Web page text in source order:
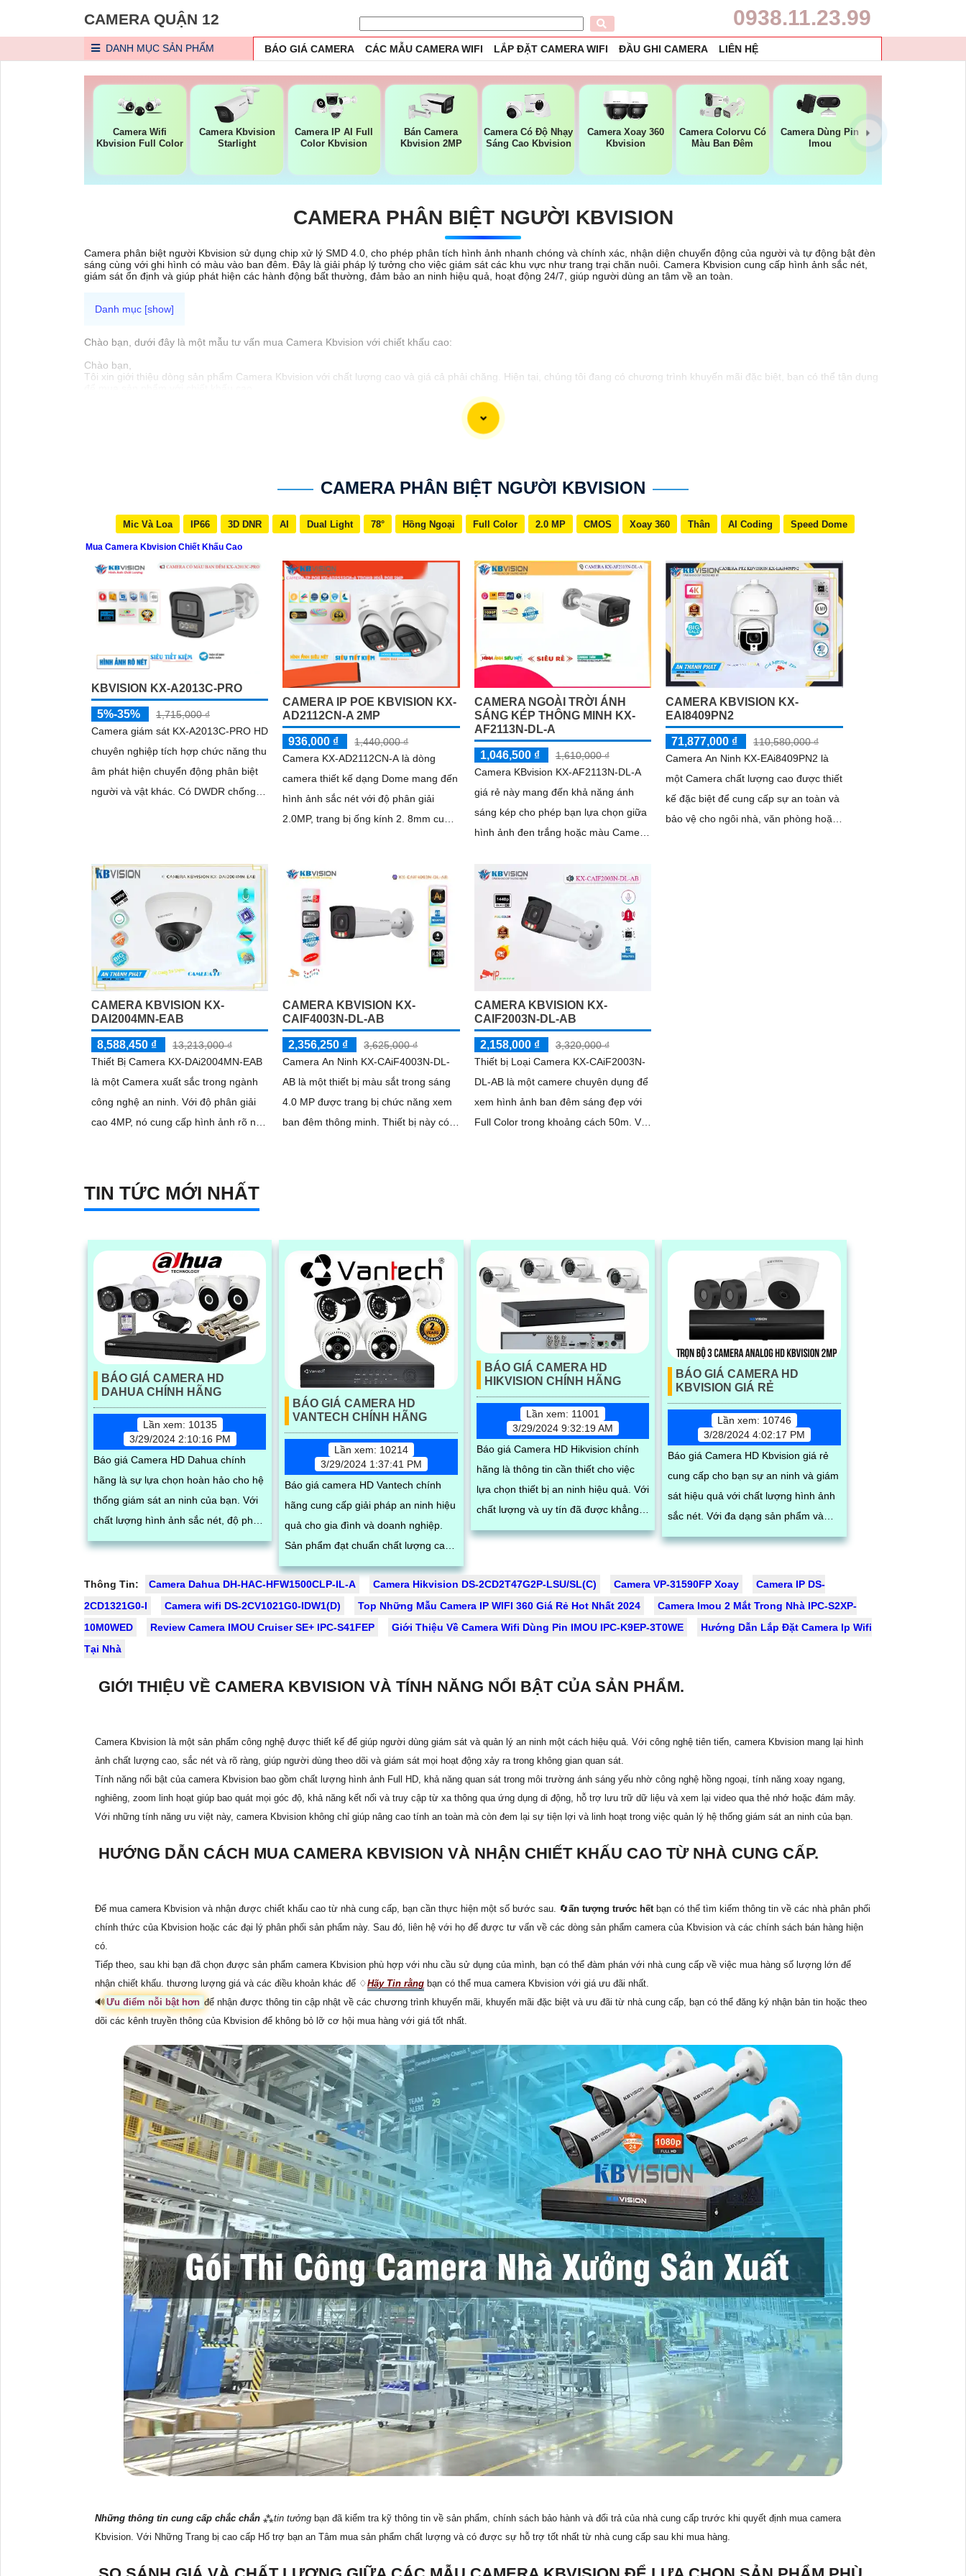
CAMERA QUẬN 12 0938.11.23.99
DANH MỤC SẢN PHẨM BÁO GIÁ CAMERA CÁC MẪU CAMERA WIFI LẮP ĐẶT CAMERA WIFI ĐẦU GHI CAMERA LIÊN HỆ
Camera Wifi
Kbvision Full Color
Camera Kbvision
Starlight
Camera IP AI Full
Color Kbvision
Bán Camera
Kbvision 2MP
Camera Có Độ Nhạy
Sáng Cao Kbvision
Camera Xoay 360
Kbvision
Camera Colorvu Có
Màu Ban Đêm
Camera Dùng Pin
Imou
CAMERA PHÂN BIỆT NGƯỜI KBVISION
Camera phân biệt người Kbvision sử dụng chip xử lý SMD 4.0, cho phép phân tích hình ảnh nhanh chóng và chính xác, nhận diện chuyển động của người và tự động bật đèn
sáng cùng với ghi hình có màu vào ban đêm. Đây là giải pháp lý tưởng cho việc giám sát các khu vực như trang trại chăn nuôi. Camera Kbvision cung cấp hình ảnh sắc nét,
giám sát ổn định và giúp phát hiện các hành động bất thường, đảm bảo an ninh hiệu quả, hoạt động 24/7, giúp người dùng an tâm về an toàn.
Chào bạn, dưới đây là một mẫu tư vấn mua Camera Kbvision với chiết khấu cao:
Chào bạn,
Tôi xin giới thiệu dòng sản phẩm Camera Kbvision với chất lượng cao và giá cả phải chăng. Hiện tại, chúng tôi đang có chương trình khuyến mãi đặc biệt, bạn có thể tận dụng
sẽ cung cấp cho bạn hệ thống giám sát an ninh hiệu quả. dòng sản phẩm này cũng dễ dàng
Nếu bạn quan tâm đến việc mua Camera Kbvision với chiết khấu cao, hãy liên hệ với chúng tôi để biết thêm thông tin chi tiết và được tư vấn tốt nhất.
CAMERA PHÂN BIỆT NGƯỜI KBVISION
Mic Và Loa IP66 3D DNR AI Dual Light 78° Hồng Ngoại Full Color 2.0 MP CMOS Xoay 360 Thân AI Coding Speed Dome
Mua Camera Kbvision Chiết Khấu Cao
KBVISION KX-A2013C-PRO
5%-35%
1,715,000 ₫
Camera giám sát KX-A2013C-PRO HD
chuyên nghiệp tích hợp chức năng thu
âm phát hiện chuyển động phân biệt
người và vật khác. Có DWDR chống
CAMERA IP POE KBVISION KX-
AD2112CN-A 2MP
936,000 ₫
1,440,000 ₫
Camera KX-AD2112CN-A là dòng
camera thiết kế dạng Dome mang đến
hình ảnh sắc nét với độ phân giải
2.0MP, trang bị ống kính 2. 8mm cung
CAMERA NGOÀI TRỜI ÁNH
SÁNG KÉP THÔNG MINH KX-
AF2113N-DL-A
1,046,500 ₫
1,610,000 ₫
Camera KBvision KX-AF2113N-DL-A
giá rẻ này mang đến khả năng ánh
sáng kép cho phép bạn lựa chọn giữa
hình ảnh đen trắng hoặc màu Camera
tính năng...
CAMERA KBVISION KX-
EAI8409PN2
71,877,000 ₫
110,580,000 ₫
Camera An Ninh KX-EAi8409PN2 là
một Camera chất lượng cao được thiết
kế đặc biệt để cung cấp sự an toàn và
bảo vệ cho ngôi nhà, văn phòng hoặc
CAMERA KBVISION KX-
DAI2004MN-EAB
8,588,450 ₫
13,213,000 ₫
Thiết Bị Camera KX-DAi2004MN-EAB
là một Camera xuất sắc trong ngành
công nghệ an ninh. Với độ phân giải
cao 4MP, nó cung cấp hình ảnh rõ nét
CAMERA KBVISION KX-
CAIF4003N-DL-AB
2,356,250 ₫
3,625,000 ₫
Camera An Ninh KX-CAiF4003N-DL-
AB là một thiết bị màu sắt trong sáng
4.0 MP được trang bị chức năng xem
ban đêm thông minh. Thiết bị này có
CAMERA KBVISION KX-
CAIF2003N-DL-AB
2,158,000 ₫
3,320,000 ₫
Thiết bị Loại Camera KX-CAiF2003N-
DL-AB là một camere chuyên dụng để
xem hình ảnh ban đêm sáng đẹp với
Full Color trong khoảng cách 50m. Với
TIN TỨC MỚI NHẤT
BÁO GIÁ CAMERA HD
DAHUA CHÍNH HÃNG
Lần xem: 10135
3/29/2024 2:10:16 PM
Báo giá Camera HD Dahua chính
hãng là sự lựa chọn hoàn hảo cho hệ
thống giám sát an ninh của bạn. Với
chất lượng hình ảnh sắc nét, độ phân
giải cao và tính năng thông minh, các
tin tưởng và an tâm cho người sử
dụng
BÁO GIÁ CAMERA HD
VANTECH CHÍNH HÃNG
Lần xem: 10214
3/29/2024 1:37:41 PM
Báo giá camera HD Vantech chính
hãng cung cấp giải pháp an ninh hiệu
quả cho gia đình và doanh nghiệp.
Sản phẩm đạt chuẩn chất lượng cao,
độ phân giải sắc nét, hình ảnh chất
lượng HD
BÁO GIÁ CAMERA HD
HIKVISION CHÍNH HÃNG
Lần xem: 11001
3/29/2024 9:32:19 AM
Báo giá Camera HD Hikvision chính
hãng là thông tin cần thiết cho việc
lựa chọn thiết bị an ninh hiệu quả. Với
chất lượng và uy tín đã được khẳng
định trên thị trường, Camera HD
BÁO GIÁ CAMERA HD
KBVISION GIÁ RẺ
Lần xem: 10746
3/28/2024 4:02:17 PM
Báo giá Camera HD Kbvision giá rẻ
cung cấp cho bạn sự an ninh và giám
sát hiệu quả với chất lượng hình ảnh
sắc nét. Với đa dạng sản phẩm và
tính năng thông minh, Camera HD...
Thông Tin: Camera Dahua DH-HAC-HFW1500CLP-IL-A Camera Hikvision DS-2CD2T47G2P-LSU/SL(C) Camera VP-31590FP Xoay
Camera IP DS-
2CD1321G0-I
Camera wifi DS-2CV1021G0-IDW1(D) Top Những Mẫu Camera IP WIFI 360 Giá Rẻ Hot Nhất 2024
Camera Imou 2 Mắt Trong Nhà IPC-S2XP-
10M0WED
Review Camera IMOU Cruiser SE+ IPC-S41FEP Giới Thiệu Về Camera Wifi Dùng Pin IMOU IPC-K9EP-3T0WE
Hướng Dẫn Lắp Đặt Camera Ip Wifi
Tại Nhà
GIỚI THIỆU VỀ CAMERA KBVISION VÀ TÍNH NĂNG NỔI BẬT CỦA SẢN PHẨM.
Camera Kbvision là một sản phẩm công nghệ được thiết kế để giúp người dùng giám sát và quản lý an ninh một cách hiệu quả. Với công nghệ tiên tiến, camera Kbvision mang lại hình
ảnh chất lượng cao, sắc nét và rõ ràng, giúp người dùng theo dõi và giám sát mọi hoạt động xảy ra trong không gian quan sát.
Tính năng nổi bật của camera Kbvision bao gồm chất lượng hình ảnh Full HD, khả năng quan sát trong môi trường ánh sáng yếu nhờ công nghệ hồng ngoại, tính năng xoay ngang,
nghiêng, zoom linh hoạt giúp bao quát mọi góc độ, khả năng kết nối và truy cập từ xa thông qua ứng dụng di động, hỗ trợ lưu trữ dữ liệu và xem lại video qua thẻ nhớ hoặc đám mây.
Với những tính năng ưu việt này, camera Kbvision không chỉ giúp nâng cao tính an toàn mà còn đem lại sự tiện lợi và linh hoạt trong việc quản lý hệ thống giám sát an ninh của bạn.
HƯỚNG DẪN CÁCH MUA CAMERA KBVISION VÀ NHẬN CHIẾT KHẤU CAO TỪ NHÀ CUNG CẤP.
Để mua camera Kbvision và nhận được chiết khấu cao từ nhà cung cấp, bạn cần thực hiện một số bước sau. 🔄ấn tượng trước hết bạn có thể tìm kiếm thông tin về các nhà phân phối
chính thức của Kbvision hoặc các đại lý phân phối sản phẩm này. Sau đó, liên hệ với họ để được tư vấn về các dòng sản phẩm camera của Kbvision và các chính sách bán hàng hiện
có.
Tiếp theo, sau khi bạn đã chọn được sản phẩm camera Kbvision phù hợp với nhu cầu sử dụng của mình, bạn có thể đàm phán với nhà cung cấp về việc mua hàng số lượng lớn để
nhận chiết khấu. thương lượng giá và các điều khoản khác để ♢Hãy Tin rằng bạn có thể mua camera Kbvision với giá ưu đãi nhất.
🔊 Ưu điểm nỗi bật hơn để nhận được thông tin cập nhật về các chương trình khuyến mãi, khuyến mãi đặc biệt và ưu đãi từ nhà cung cấp, bạn có thể đăng ký nhận bản tin hoặc theo
dõi các kênh truyền thông của Kbvision để không bỏ lỡ cơ hội mua hàng với giá tốt nhất.
Những thông tin cung cấp chắc chắn ⁂tin tưởng bạn đã kiểm tra kỹ thông tin về sản phẩm, chính sách bảo hành và đổi trả của nhà cung cấp trước khi quyết định mua camera
Kbvision. Với Những Trang bị cao cấp Hổ trợ bạn an Tâm mua sản phẩm chất lượng và có được sự hỗ trợ tốt nhất từ nhà cung cấp sau khi mua hàng.